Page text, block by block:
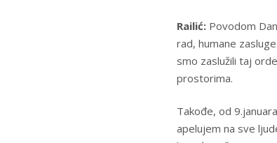
Railić: Povodom
rad, humane
smo zaslužili taj
prostorima.
Takođe, od
apelujem na sve